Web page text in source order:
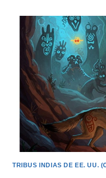
BATIDO
DEL
OCÉANO
DE
LECHE
TRIBUS INDIAS DE EE. UU.